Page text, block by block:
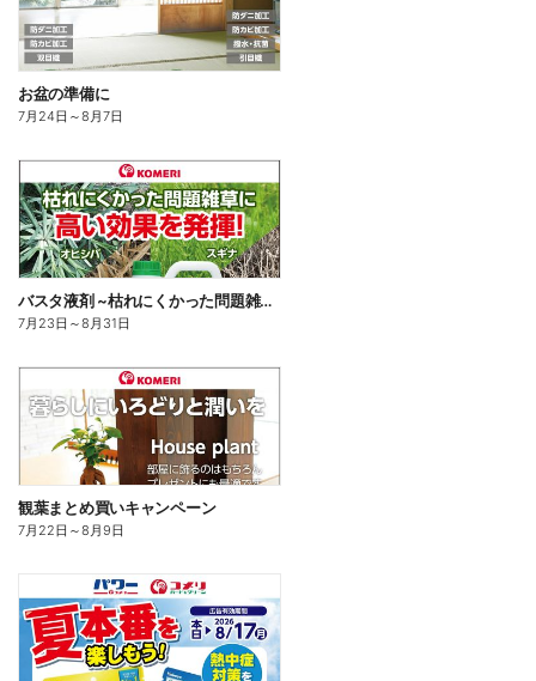
お盆の準備に
7月24日 ～8月7日
バスタ液剤 ~枯れにくかった問題雑草に高い効果を発揮!~
7月23日 ～8月31日
観葉まとめ買いキャンペーン
7月22日 ～8月9日